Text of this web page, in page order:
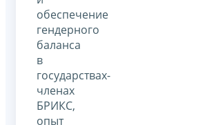
обеспечение
гендерного
баланса
в
государствах-
членах
БРИКС,
опыт